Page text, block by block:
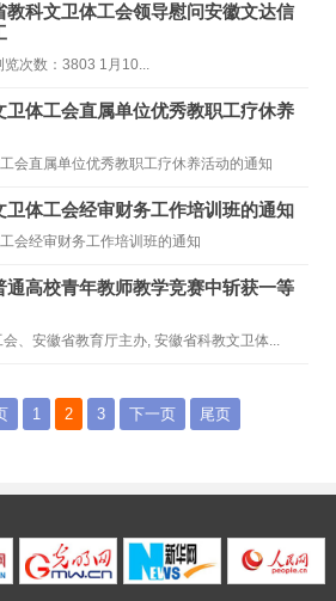
教科文卫体工会领导慰问安徽文达信
次数：3803 1月10...
卫体工会直属单位优秀教职工疗休养
会直属单位优秀教职工疗休养活动的通知
卫体工会经审财务工作培训班的通知
会经审财务工作培训班的通知
高校青年教师教学竞赛中斩获一等
、安徽省教育厅主办, 安徽省科教文卫体...
1 2 3 下一页 尾页